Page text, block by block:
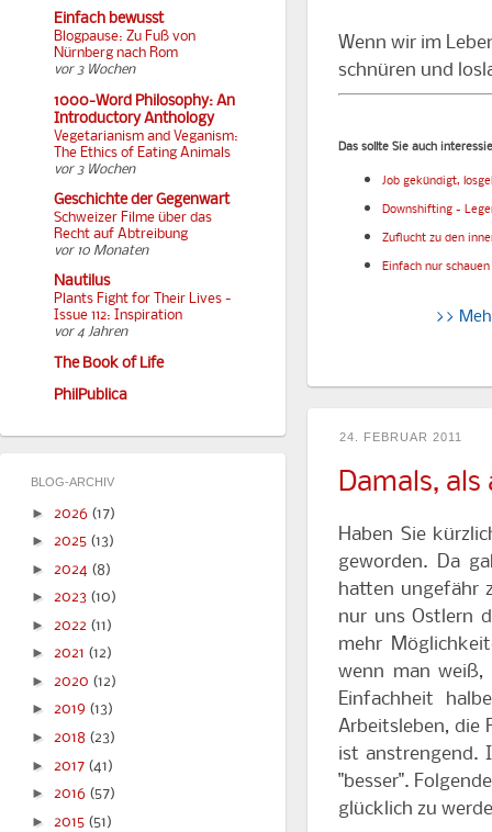
Wenn wir im
schnüren und
Das sollte Sie auch
Job gekündigt,
Downshifting -
Zuflucht zu den
Einfach nur schauen
>>
24. FEBRUAR 2011
Damals, als
Haben Sie
geworden. Da
hatten ungefähr
nur uns Ostlern
mehr
wenn man
Einfachheit
Arbeitsleben, die
ist anstrengend.
"besser".
glücklich zu
Einfach bewusst
Blogpause: Zu Fuß von
Nürnberg nach Rom
vor 3 Wochen
1000-Word Philosophy: An
Introductory Anthology
Vegetarianism and Veganism:
The Ethics of Eating Animals
vor 3 Wochen
Geschichte der Gegenwart
Schweizer Filme über das
Recht auf Abtreibung
vor 10 Monaten
Nautilus
Plants Fight for Their Lives -
Issue 112: Inspiration
vor 4 Jahren
The Book of Life
PhilPublica
BLOG-ARCHIV
► 2026 (17)
► 2025 (13)
► 2024 (8)
► 2023 (10)
► 2022 (11)
► 2021 (12)
► 2020 (12)
► 2019 (13)
► 2018 (23)
► 2017 (41)
► 2016 (57)
► 2015 (51)